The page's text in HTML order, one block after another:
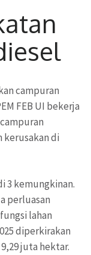
campuran
FEB UI bekerja
di
3 kemungkinan.
perluasan
lahan
diperkirakan
juta hektar.